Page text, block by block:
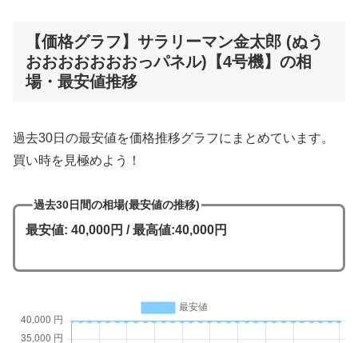
【価格グラフ】サラリーマン金太郎 (ぬう
おおおおおおおっパネル)【4号機】の相
場・最安値推移
過去30日の最安値を価格推移グラフにまとめています。
買い時を見極めよう！
過去30日間の相場(最安値の推移)
最安値: 40,000円 / 最高値:40,000円